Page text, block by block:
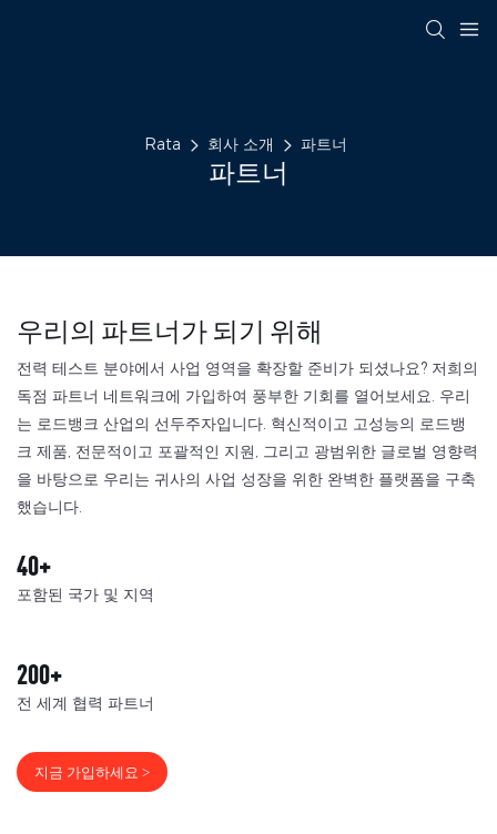
Rata 회사 소개 파트너
파트너
우리의 파트너가 되기 위해
전력 테스트 분야에서 사업 영역을 확장할 준비가 되셨나요? 저희의
독점 파트너 네트워크에 가입하여 풍부한 기회를 열어보세요. 우리
는 로드뱅크 산업의 선두주자입니다. 혁신적이고 고성능의 로드뱅
크 제품, 전문적이고 포괄적인 지원, 그리고 광범위한 글로벌 영향력
을 바탕으로 우리는 귀사의 사업 성장을 위한 완벽한 플랫폼을 구축
했습니다.
40+
포함된 국가 및 지역
200+
전 세계 협력 파트너
지금 가입하세요 >